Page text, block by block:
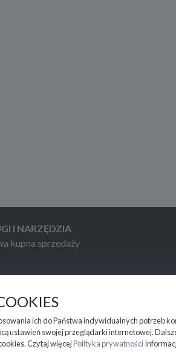
I NARZĘDZIA
kupna sprzedaży
ich do Państwa indywidualnych potrzeb
ustawień swojej przeglądarki internetowej.
Czytaj więcejPolityka prywatności